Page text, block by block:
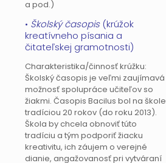
a pod.)
• Školský časopis (krúžok
kreatívneho písania a
čitateľskej gramotnosti)
Charakteristika/činnosť krúžku:
Školský časopis je veľmi zaujímavá
možnosť spolupráce učiteľov so
žiakmi. Časopis Bacilus bol na škole
tradíciou 20 rokov (do roku 2013).
Škola by chcela obnoviť túto
tradíciu a tým podporiť žiacku
kreativitu, ich záujem o verejné
dianie, angažovanosť pri vytváraní